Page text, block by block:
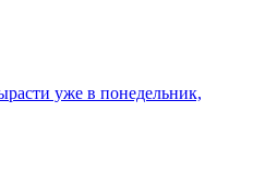
уже в понедельник,